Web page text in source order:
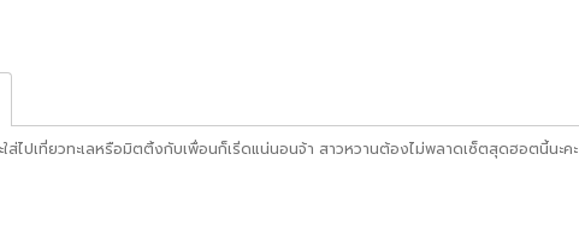
ส่ไปเที่ยวทะเลหรือมิตติ้งกับเพื่อนก็เริ่ดแน่นอนจ้า สาวหวานต้องไม่พลาดเซ็ตสุดฮอตนี้นะคะ